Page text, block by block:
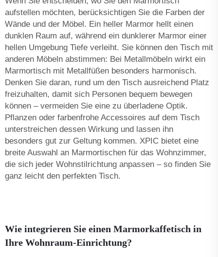
aufstellen möchten, berücksichtigen Sie die Farben der
Wände und der Möbel. Ein heller Marmor hellt einen
dunklen Raum auf, während ein dunklerer Marmor einer
hellen Umgebung Tiefe verleiht. Sie können den Tisch mit
anderen Möbeln abstimmen: Bei Metallmöbeln wirkt ein
Marmortisch mit Metallfüßen besonders harmonisch.
Denken Sie daran, rund um den Tisch ausreichend Platz
freizuhalten, damit sich Personen bequem bewegen
können – vermeiden Sie eine zu überladene Optik.
Pflanzen oder farbenfrohe Accessoires auf dem Tisch
unterstreichen dessen Wirkung und lassen ihn
besonders gut zur Geltung kommen. XPIC bietet eine
breite Auswahl an Marmortischen für das Wohnzimmer,
die sich jeder Wohnstilrichtung anpassen – so finden Sie
ganz leicht den perfekten Tisch.
Wie integrieren Sie einen Marmorkaffetisch in
Ihre Wohnraum-Einrichtung?